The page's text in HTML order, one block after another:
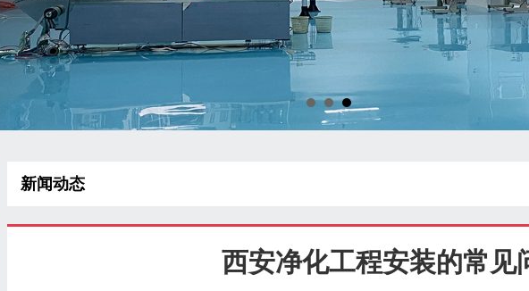
新闻动态
西安净化工程安装的常见